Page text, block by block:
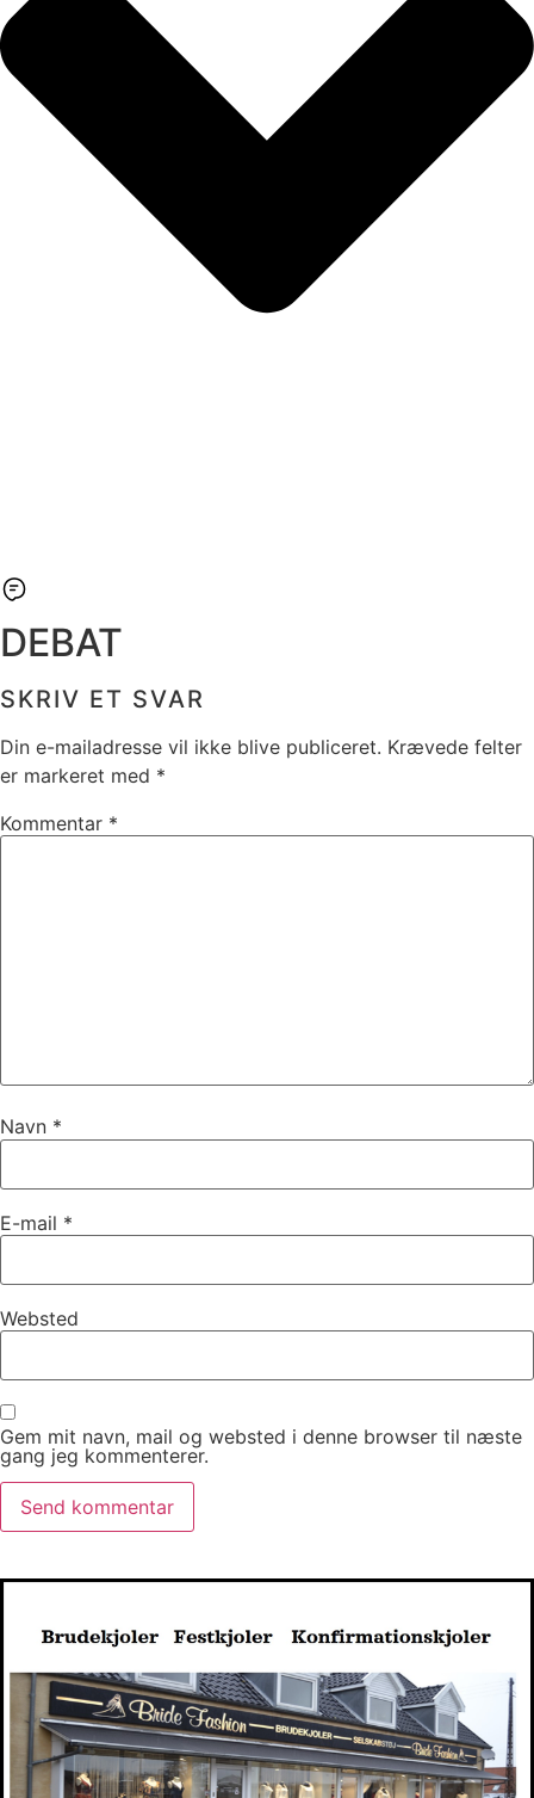
DEBAT
SKRIV ET SVAR
Din e-mailadresse vil ikke blive publiceret. Krævede felter
er markeret med *
Kommentar *
Navn *
E-mail *
Websted
Gem mit navn, mail og websted i denne browser til næste
gang jeg kommenterer.